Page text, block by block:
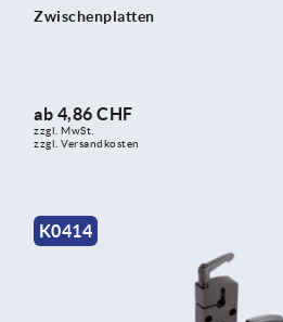
Zwischenplatten
ab 4,86 CHF
zzgl. MwSt.
zzgl. Versandkosten
K0414